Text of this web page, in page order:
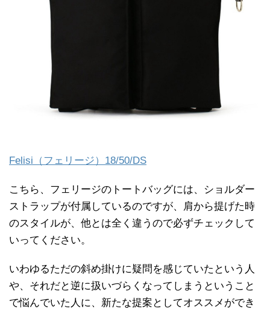
Felisi（フェリージ）18/50/DS
こちら、フェリージのトートバッグには、ショルダー
ストラップが付属しているのですが、肩から提げた時
のスタイルが、他とは全く違うので必ずチェックして
いってください。
いわゆるただの斜め掛けに疑問を感じていたという人
や、それだと逆に扱いづらくなってしまうということ
で悩んでいた人に、新たな提案としてオススメができ